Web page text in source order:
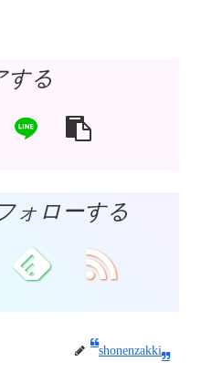
する
ォローする
shonenzakki